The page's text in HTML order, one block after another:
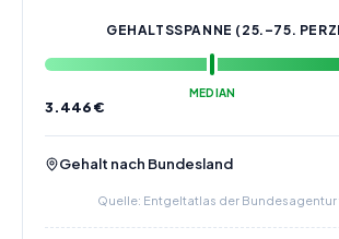
GEHALTSSPANNE (25.–75.
MEDIAN
3.446€
Gehalt nach Bundesland
Quelle: Entgeltatlas der Bundesagentur